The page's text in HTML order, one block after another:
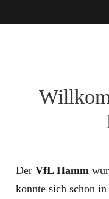
Der VfL Hamm
konnte sich schon